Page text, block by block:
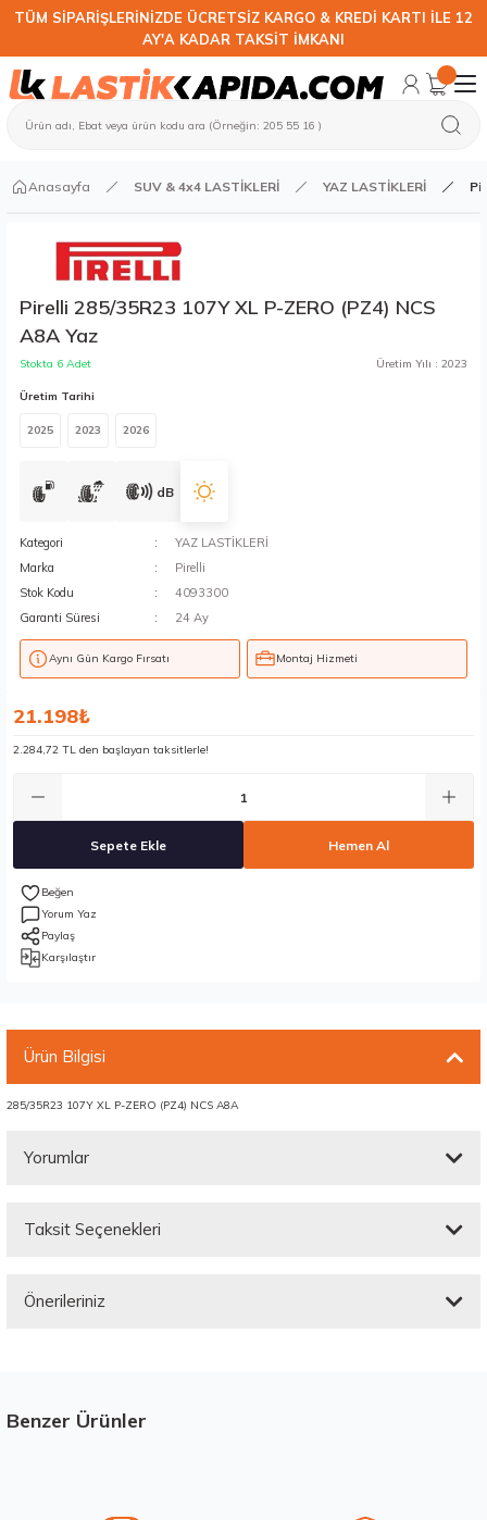
TÜM SİPARİŞLERİNİZDE ÜCRETSİZ KARGO & KREDİ KARTI İLE 12
AY'A KADAR TAKSİT İMKANI
Anasayfa SUV & 4x4 LASTİKLERİ YAZ LASTİKLERİ
Pirelli 285/35R23 107Y XL P-ZERO (PZ4) NCS
A8A Yaz
Stokta 6 Adet Üretim Yılı : 2023
Üretim Tarihi
2025 2023 2026
dB
Kategori
YAZ LASTİKLERİ
Marka
Pirelli
Stok Kodu
4093300
Garanti Süresi
24 Ay
Aynı Gün Kargo Fırsatı Montaj Hizmeti
21.198₺
2.284,72 TL den başlayan taksitlerle!
Sepete Ekle Hemen Al
Yorum Yaz
Paylaş
Karşılaştır
Ürün Bilgisi
285/35R23 107Y XL P-ZERO (PZ4) NCS A8A
Yorumlar
Taksit Seçenekleri
Önerileriniz
Görüş ve önerileriniz için teşekkür ederiz.
Benzer Ürünler